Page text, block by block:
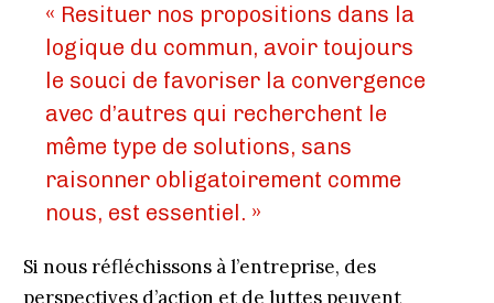
« Resituer nos propositions dans la
logique du commun, avoir toujours
le souci de favoriser la convergence
avec d’autres qui recherchent le
même type de solutions, sans
raisonner obligatoirement comme
nous, est essentiel. »
Si nous réfléchissons à l’entreprise, des
perspectives d’action et de luttes peuvent